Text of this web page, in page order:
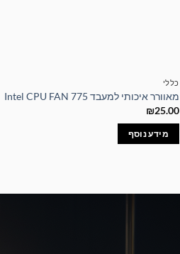
כללי
מאוורר איכותי למעבד Intel CPU FAN 775
₪25.00
מידע נוסף